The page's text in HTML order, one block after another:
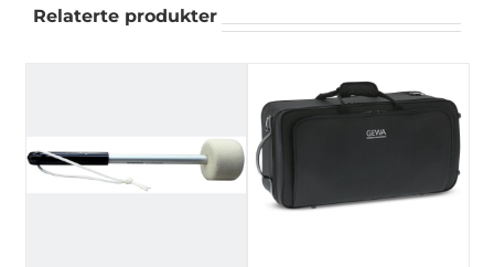
Relaterte produkter